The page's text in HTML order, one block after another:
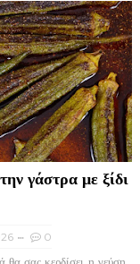
γάστρα με ξίδι
0